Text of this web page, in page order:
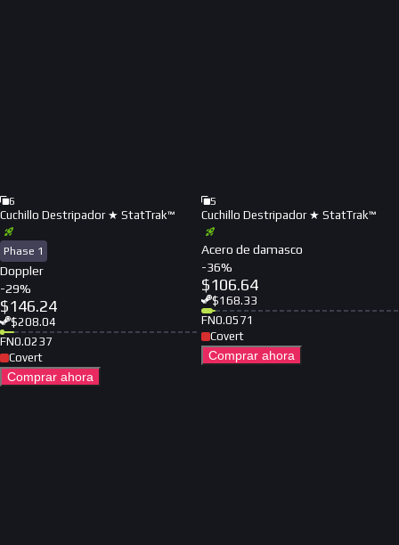
6
Cuchillo Destripador ★ StatTrak™
Phase 1
Doppler
-29%
$146.24
$208.04
FN0.0237
Covert
Comprar ahora
5
Cuchillo Destripador ★ StatTrak™
Acero de damasco
-36%
$106.64
$168.33
FN0.0571
Covert
Comprar ahora